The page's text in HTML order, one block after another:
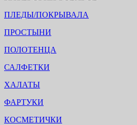
ПЛЕДЫ/ПОКРЫВАЛА
ПРОСТЫНИ
ПОЛОТЕНЦА
САЛФЕТКИ
ХАЛАТЫ
ФАРТУКИ
КОСМЕТИЧКИ